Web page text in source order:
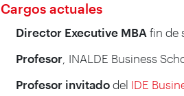
Cargos actuales
Director Executive MBA fin de
Profesor , INALDE Business
Profesor invitado del IDE